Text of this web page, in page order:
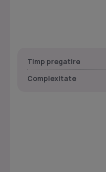
Timp pregatire
Complexitate